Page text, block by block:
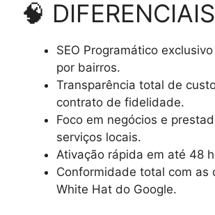
🧠
SEO Programático
por bairros.
Transparência total de
contrato de fidelidade.
Foco em negócios e
serviços locais.
Ativação rápida em até 48
Conformidade total com as
White Hat do Google.